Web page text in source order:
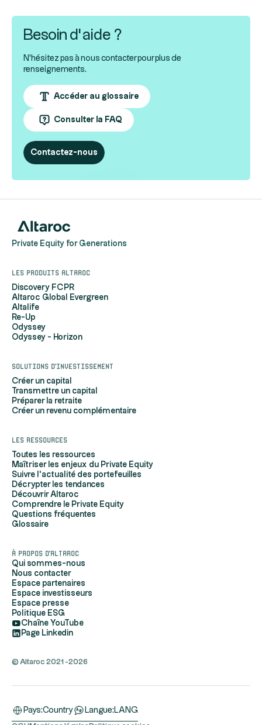
Besoin d’aide ?
N'hésitez pas à nous contacter pour plus de
renseignements.
Accéder au glossaire
Consulter la FAQ
Contactez-nous
Private Equity for Generations
Les produits Altaroc
Discovery FCPR
Altaroc Global Evergreen
Altalife
Re-Up
Odyssey
Odyssey - Horizon
Solutions d'investissement
Créer un capital
Transmettre un capital
Préparer la retraite
Créer un revenu complémentaire
Les ressources
Toutes les ressources
Maîtriser les enjeux du Private Equity
Suivre l'actualité des portefeuilles
Décrypter les tendances
Découvrir Altaroc
Comprendre le Private Equity
Questions fréquentes
Glossaire
À propos d'Altaroc
Qui sommes-nous
Nous contacter
Espace partenaires
Espace investisseurs
Espace presse
Politique ESG
Chaîne YouTube
Page Linkedin
© Altaroc 2021 -2026
Pays:Country Langue: LANG